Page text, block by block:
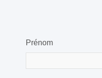
Prénom